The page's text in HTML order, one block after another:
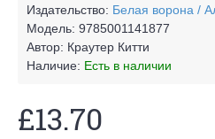
Издательство: Белая ворона /
Модель: 9785001141877
Автор: Краутер Китти
Наличие: Есть в наличии
£13.70